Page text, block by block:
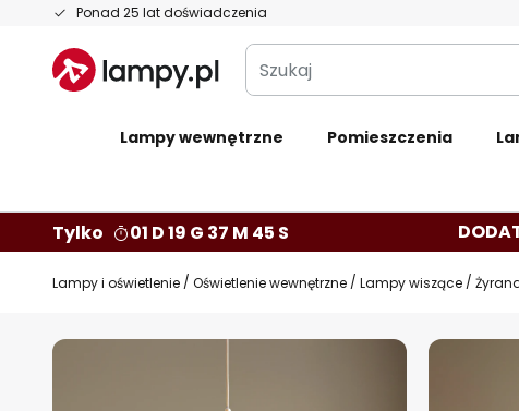
Ponad 25 lat doświadczenia
Przejdź
treści
Szukaj
Lampy wewnętrzne Pomieszczenia
Tylko 01 D 19 G 37 M 44 S
Lampy i oświetlenie Oświetlenie wewnętrzne Lampy wiszące
Przejdź